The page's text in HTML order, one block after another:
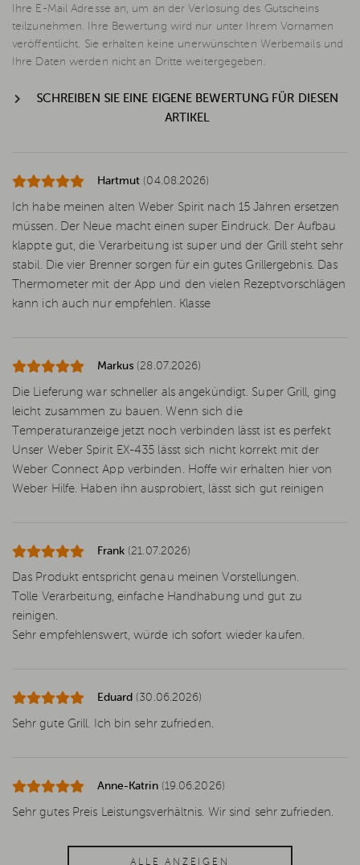
Ihre E-Mail Adresse an, um an der Verlosung des Gutscheins
teilzunehmen. Ihre Bewertung wird nur unter Ihrem Vornamen
veröffentlicht. Sie erhalten keine unerwünschten Werbemails und
Ihre Daten werden nicht an Dritte weitergegeben.
SCHREIBEN SIE EINE EIGENE BEWERTUNG FÜR DIESEN
ARTIKEL
Hartmut (04.08.2026)
Ich habe meinen alten Weber Spirit nach 15 Jahren ersetzen
müssen. Der Neue macht einen super Eindruck. Der Aufbau
klappte gut, die Verarbeitung ist super und der Grill steht sehr
stabil. Die vier Brenner sorgen für ein gutes Grillergebnis. Das
Thermometer mit der App und den vielen Rezeptvorschlägen
kann ich auch nur empfehlen. Klasse
Markus (28.07.2026)
Die Lieferung war schneller als angekündigt. Super Grill, ging
leicht zusammen zu bauen. Wenn sich die
Temperaturanzeige jetzt noch verbinden lässt ist es perfekt
Unser Weber Spirit EX-435 lässt sich nicht korrekt mit der
Weber Connect App verbinden. Hoffe wir erhalten hier von
Weber Hilfe. Haben ihn ausprobiert, lässt sich gut reinigen
Frank (21.07.2026)
Das Produkt entspricht genau meinen Vorstellungen.
Tolle Verarbeitung, einfache Handhabung und gut zu
reinigen.
Sehr empfehlenswert, würde ich sofort wieder kaufen.
Eduard (30.06.2026)
Sehr gute Grill. Ich bin sehr zufrieden.
Anne-Katrin (19.06.2026)
Sehr gutes Preis Leistungsverhältnis. Wir sind sehr zufrieden.
ALLE ANZEIGEN